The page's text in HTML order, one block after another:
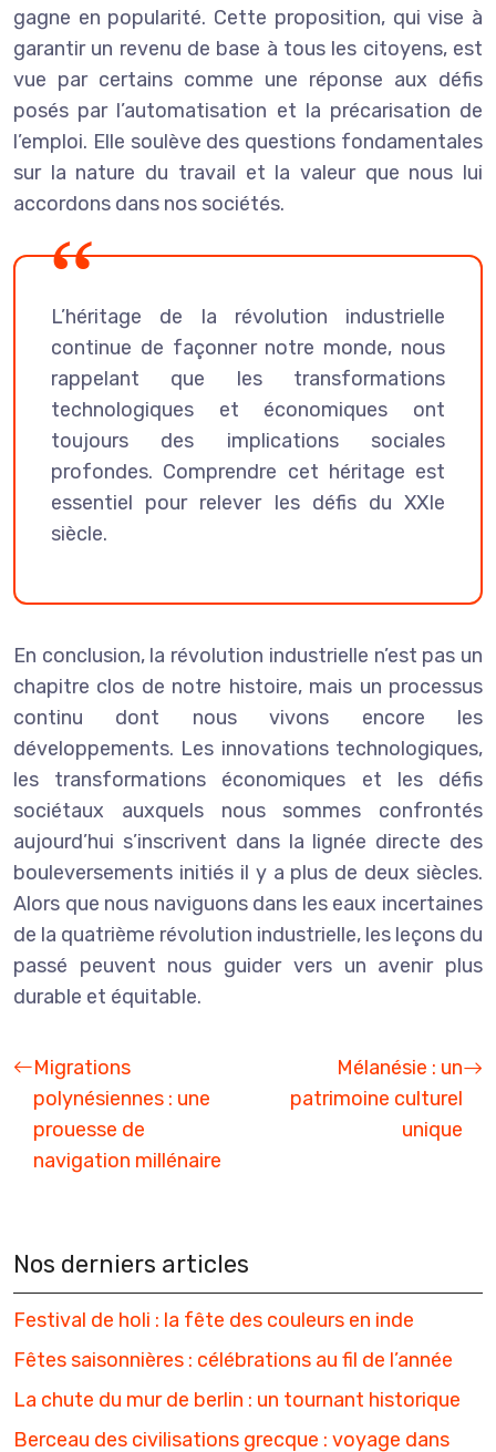
gagne en popularité. Cette proposition, qui vise à
garantir un revenu de base à tous les citoyens, est
vue par certains comme une réponse aux défis
posés par l’automatisation et la précarisation de
l’emploi. Elle soulève des questions fondamentales
sur la nature du travail et la valeur que nous lui
accordons dans nos sociétés.
L’héritage de la révolution industrielle
continue de façonner notre monde, nous
rappelant que les transformations
technologiques et économiques ont
toujours des implications sociales
profondes. Comprendre cet héritage est
essentiel pour relever les défis du XXIe
siècle.
En conclusion, la révolution industrielle n’est pas un
chapitre clos de notre histoire, mais un processus
continu dont nous vivons encore les
développements. Les innovations technologiques,
les transformations économiques et les défis
sociétaux auxquels nous sommes confrontés
aujourd’hui s’inscrivent dans la lignée directe des
bouleversements initiés il y a plus de deux siècles.
Alors que nous naviguons dans les eaux incertaines
de la quatrième révolution industrielle, les leçons du
passé peuvent nous guider vers un avenir plus
durable et équitable.
Migrations
polynésiennes : une
prouesse de
navigation millénaire
Mélanésie : un
patrimoine culturel
unique
Nos derniers articles
Festival de holi : la fête des couleurs en inde
Fêtes saisonnières : célébrations au fil de l’année
La chute du mur de berlin : un tournant historique
Berceau des civilisations grecque : voyage dans